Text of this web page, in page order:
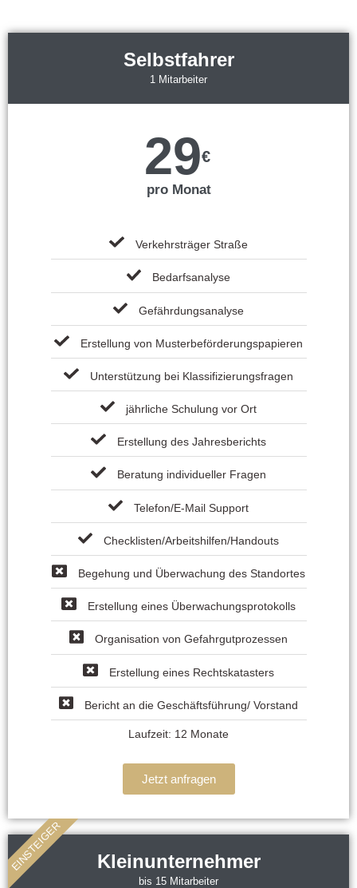
Selbstfahrer
1 Mitarbeiter
29€
pro Monat
Verkehrsträger Straße
Bedarfsanalyse
Gefährdungsanalyse
Erstellung von Musterbeförderungspapieren
Unterstützung bei Klassifizierungsfragen
jährliche Schulung vor Ort
Erstellung des Jahresberichts
Beratung individueller Fragen
Telefon/E-Mail Support
Checklisten/Arbeitshilfen/Handouts
Begehung und Überwachung des Standortes
Erstellung eines Überwachungsprotokolls
Organisation von Gefahrgutprozessen
Erstellung eines Rechtskatasters
Bericht an die Geschäftsführung/ Vorstand
Laufzeit: 12 Monate
Jetzt anfragen
EINSTEIGER Kleinunternehmer
bis 15 Mitarbeiter